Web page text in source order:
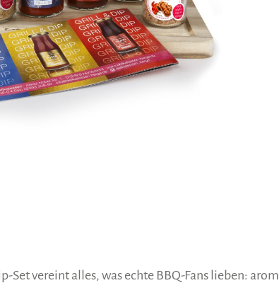
Set vereint alles, was echte BBQ-Fans lieben: